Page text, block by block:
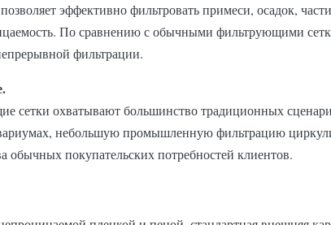
эффективно фильтровать примеси, осадок,
По сравнению с обычными фильтрующими
фильтрации.
сетки охватывают большинство традиционных
небольшую промышленную фильтрацию
обычных покупательских потребностей клиентов.